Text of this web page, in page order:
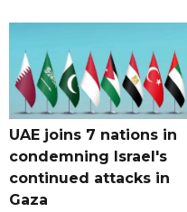
UAE joins 7 nations in
condemning Israel's
continued attacks in
Gaza